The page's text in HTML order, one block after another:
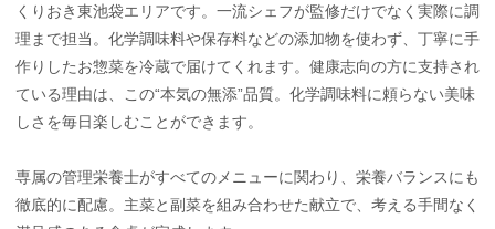
くりおき東池袋エリアです。一流シェフが監修だけでなく実際に調
理まで担当。化学調味料や保存料などの添加物を使わず、丁寧に手
作りしたお惣菜を冷蔵で届けてくれます。健康志向の方に支持され
ている理由は、この“本気の無添”品質。化学調味料に頼らない美味
しさを毎日楽しむことができます。
専属の管理栄養士がすべてのメニューに関わり、栄養バランスにも
徹底的に配慮。主菜と副菜を組み合わせた献立で、考える手間なく